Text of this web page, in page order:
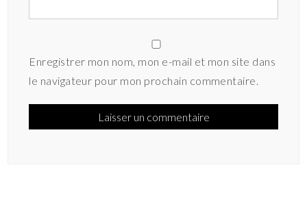
Enregistrer mon nom, mon e-mail et mon site dans
le navigateur pour mon prochain commentaire.